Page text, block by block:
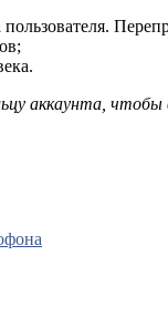
аккаунта,